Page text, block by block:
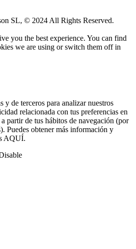
SL, © 2024 All Rights Reserved.
you the best experience. You can find
we are using or switch them off in
y de terceros para analizar nuestros
relacionada con tus preferencias en
partir de tus hábitos de navegación (por
Puedes obtener más información y
AQUÍ.